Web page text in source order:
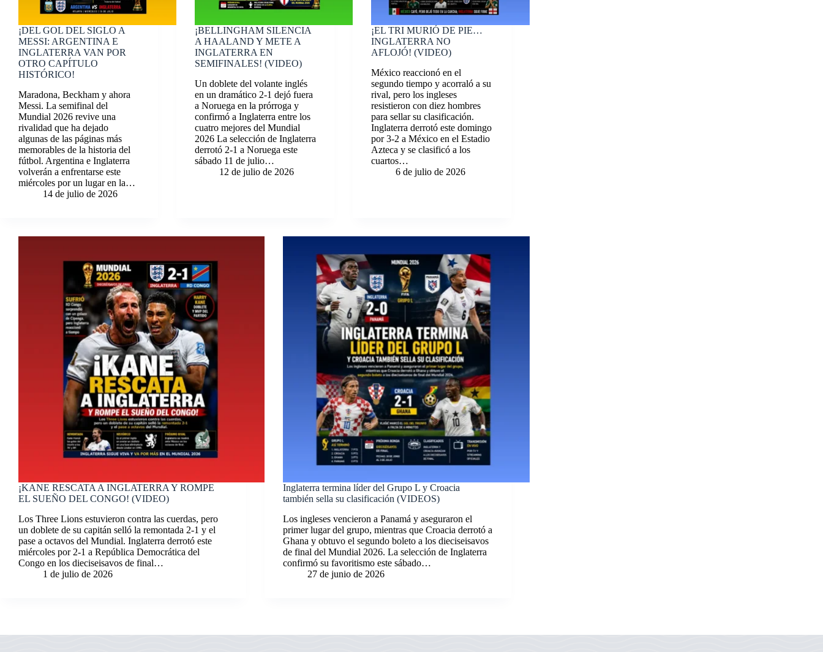
¡DEL GOL DEL SIGLO A
MESSI: ARGENTINA E
INGLATERRA VAN POR
OTRO CAPÍTULO
HISTÓRICO!
Maradona, Beckham y ahora
Messi. La semifinal del
Mundial 2026 revive una
rivalidad que ha dejado
algunas de las páginas más
memorables de la historia del
fútbol. Argentina e Inglaterra
volverán a enfrentarse este
miércoles por un lugar en la…
14 de julio de 2026
¡BELLINGHAM SILENCIA
A HAALAND Y METE A
INGLATERRA EN
SEMIFINALES! (VIDEO)
Un doblete del volante inglés
en un dramático 2-1 dejó fuera
a Noruega en la prórroga y
confirmó a Inglaterra entre los
cuatro mejores del Mundial
2026 La selección de Inglaterra
derrotó 2-1 a Noruega este
sábado 11 de julio…
12 de julio de 2026
¡EL TRI MURIÓ DE PIE…
INGLATERRA NO
AFLOJÓ! (VIDEO)
México reaccionó en el
segundo tiempo y acorraló a su
rival, pero los ingleses
resistieron con diez hombres
para sellar su clasificación.
Inglaterra derrotó este domingo
por 3-2 a México en el Estadio
Azteca y se clasificó a los
cuartos…
6 de julio de 2026
¡KANE RESCATA A INGLATERRA Y ROMPE
EL SUEÑO DEL CONGO! (VIDEO)
Los Three Lions estuvieron contra las cuerdas, pero
un doblete de su capitán selló la remontada 2-1 y el
pase a octavos del Mundial. Inglaterra derrotó este
miércoles por 2-1 a República Democrática del
Congo en los dieciseisavos de final…
1 de julio de 2026
Inglaterra termina líder del Grupo L y Croacia
también sella su clasificación (VIDEOS)
Los ingleses vencieron a Panamá y aseguraron el
primer lugar del grupo, mientras que Croacia derrotó a
Ghana y obtuvo el segundo boleto a los dieciseisavos
de final del Mundial 2026. La selección de Inglaterra
confirmó su favoritismo este sábado…
27 de junio de 2026